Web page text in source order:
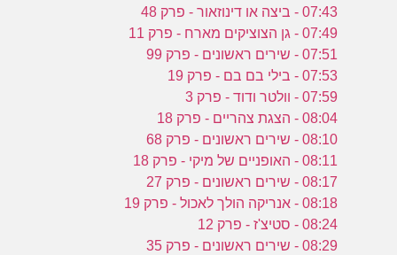
07:43 - ביצה או דינוזאור - פרק 48
07:49 - גן הצוציקים מארח - פרק 11
07:51 - שירים ראשונים - פרק 99
07:53 - בילי בם בם - פרק 19
07:59 - וולטר ודוד - פרק 3
08:04 - הצגת צהריים - פרק 18
08:10 - שירים ראשונים - פרק 68
08:11 - האופניים של מיקי - פרק 18
08:17 - שירים ראשונים - פרק 27
08:18 - אנריקה הולך לאכול - פרק 19
08:24 - סטיצ'ז - פרק 12
08:29 - שירים ראשונים - פרק 35